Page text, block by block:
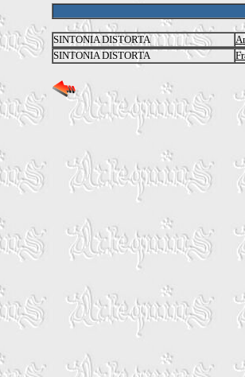
SINTONIA DISTORTA
SINTONIA DISTORTA